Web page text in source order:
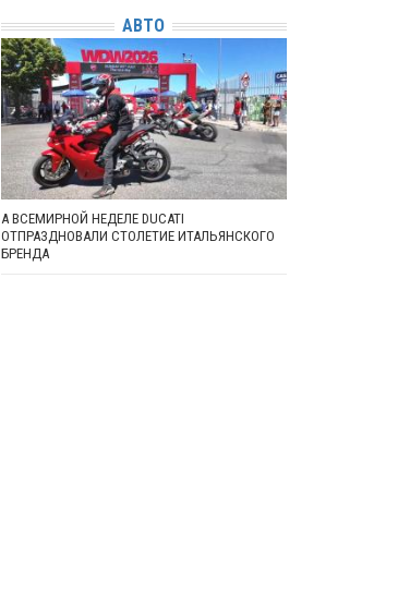
АВТО
А ВСЕМИРНОЙ НЕДЕЛЕ DUCATI
ОТПРАЗДНОВАЛИ СТОЛЕТИЕ ИТАЛЬЯНСКОГО
БРЕНДА